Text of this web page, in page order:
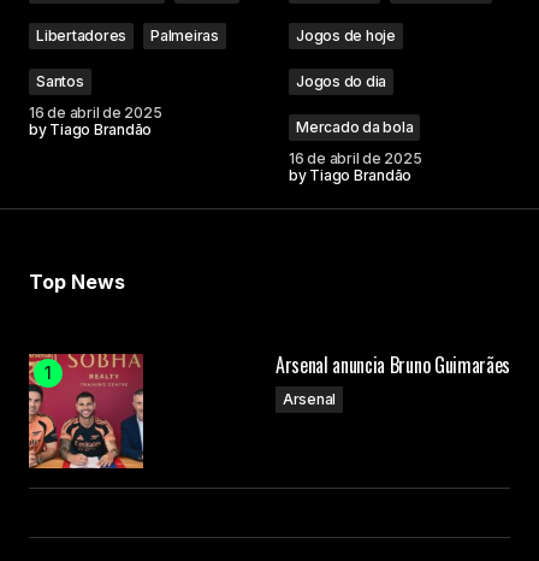
Libertadores Palmeiras
Santos
16 de abril de 2025
by Tiago Brandão
Jogos de hoje
Jogos do dia
Mercado da bola
16 de abril de 2025
by Tiago Brandão
Top News
Arsenal anuncia Bruno Guimarães
Arsenal